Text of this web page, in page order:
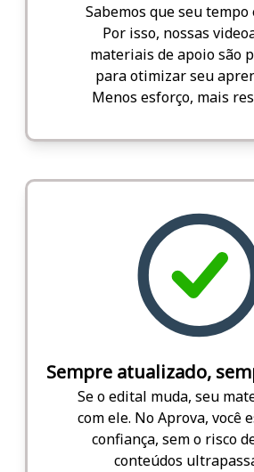
Sabemos que seu tempo
Por isso, nossas
materiais de apoio são
para otimizar seu
Menos esforço, mais
Sempre atualizado,
Se o edital muda, seu
com ele. No Aprova, você
confiança, sem o risco
conteúdos